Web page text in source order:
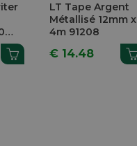
LT Tape Argent
Métallisé 12mm x
4m 91208
€ 14.48